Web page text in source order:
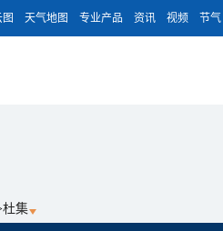
天气地图 专业产品 资讯 视频 节气
杜集